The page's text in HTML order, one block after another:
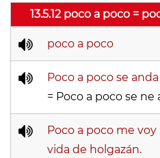
13.5.12 poco a poco =
poco a poco
Poco a poco se
= Poco a poco se
Poco a poco me
vida de holgazán.